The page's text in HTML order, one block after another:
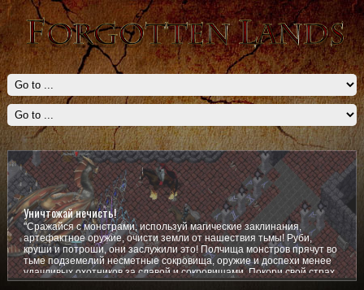
Уничтожай нечисть!
"Сражайся с монстрами, используй магические заклинания,
артефактное оружие, очисти земли от нашествия тьмы! Руби,
круши и потроши, они заслужили это! Полчища монстров прячут во
тьме подземелий несметные сокровища, оружие и доспехи менее
удачливых охотников за славой и сокровищами. Покори свой страх,
покажи им кто тут главный!